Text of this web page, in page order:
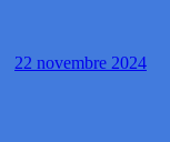
22 novembre 2024